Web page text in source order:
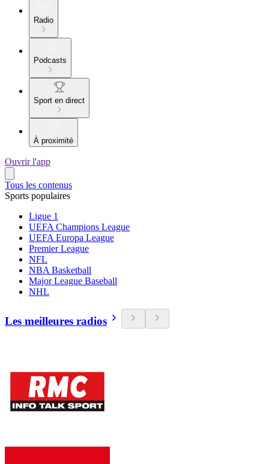
Radio
Podcasts
Sport en direct
À proximité
Ouvrir l'app
Tous les contenus
Sports populaires
Ligue 1
UEFA Champions League
UEFA Europa League
Premier League
NFL
NBA Basketball
Major League Baseball
NHL
Les meilleures radios